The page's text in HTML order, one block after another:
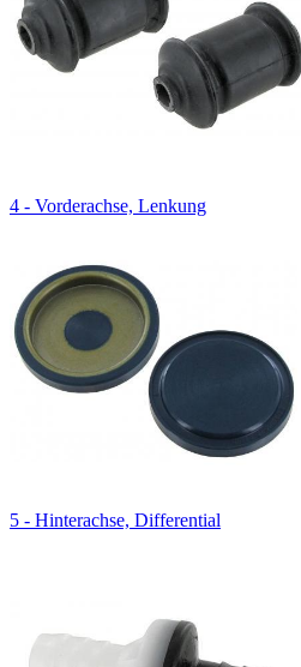
4 - Vorderachse, Lenkung
5 - Hinterachse, Differential